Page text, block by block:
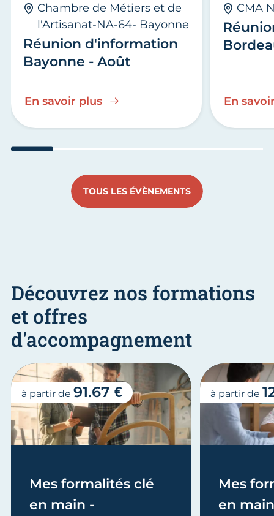
Réunion d'information
Bayonne - Août
Chambre de Métiers et de
l'Artisanat-NA-64- Bayonne
En savoir plus
CMA
En
TOUS LES ÉVÈNEMENTS
Découvrez nos formations
et offres
d'accompagnement
Mes formalités clé
en main -
à partir de 91.67 €
Mes
en
à partir de